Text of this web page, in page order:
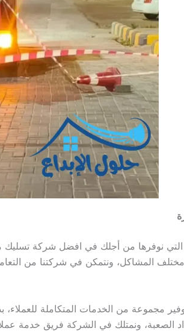
نوفرها من أجلك في افضل شركة
المشاكل، ونتمكن في شركتنا من
مجموعة من الخدمات المتكاملة
الصعبة، ونمتلك في الشركة فريق خدمة